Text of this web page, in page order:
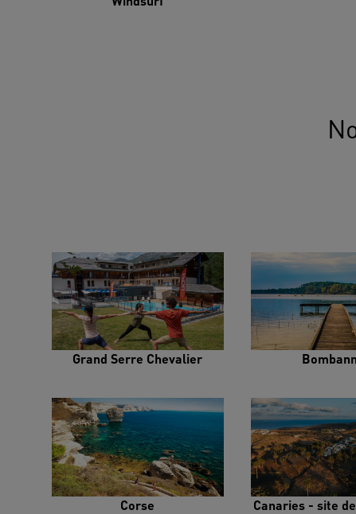
Grand Serre Chevalier
Corse Canaries - site